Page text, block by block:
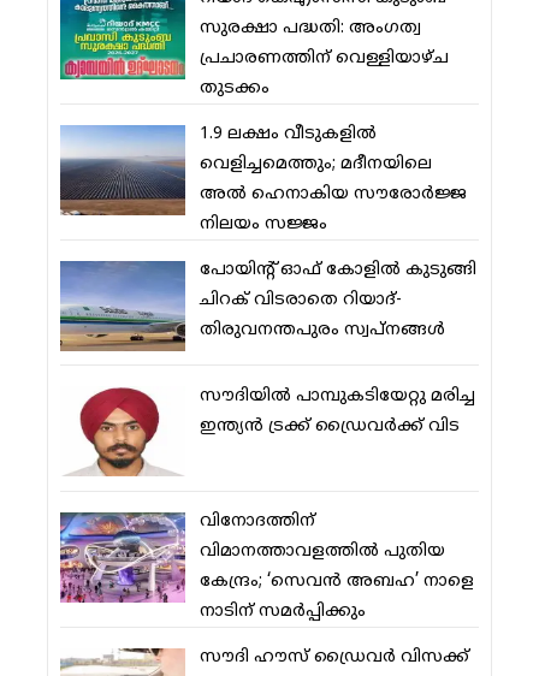
സുരക്ഷാ പദ്ധതി: അംഗത്വ
പ്രചാരണത്തിന് വെള്ളിയാഴ്ച
തുടക്കം
1.9 ലക്ഷം വീടുകളില്‍
വെളിച്ചമെത്തും; മദീനയിലെ
അല്‍ ഹെനാകിയ സൗരോര്‍ജ്ജ
നിലയം സജ്ജം
പോയിന്റ് ഓഫ് കോളില്‍ കുടുങ്ങി
ചിറക് വിടരാതെ റിയാദ്-
തിരുവനന്തപുരം സ്വപ്നങ്ങള്‍
സൗദിയിൽ പാമ്പുകടിയേറ്റു മരിച്ച
ഇന്ത്യൻ ട്രക്ക് ഡ്രൈവർക്ക് വിട
വിനോദത്തിന്
വിമാനത്താവളത്തില്‍ പുതിയ
കേന്ദ്രം; ‘സെവന്‍ അബഹ’ നാളെ
നാടിന് സമര്‍പ്പിക്കും
സൗദി ഹൗസ് ഡ്രൈവര്‍ വിസക്ക്